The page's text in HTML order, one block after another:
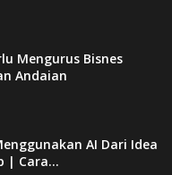
Mengurus Bisnes
Andaian
AI Dari Idea
| Cara...